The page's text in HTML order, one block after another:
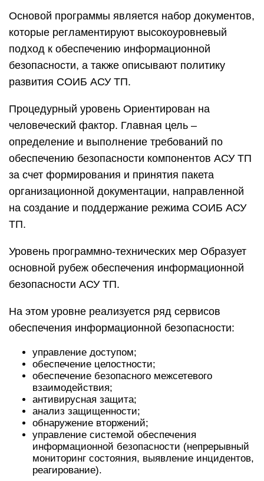
Основой программы является набор документов,
которые регламентируют высокоуровневый
подход к обеспечению информационной
безопасности, а также описывают политику
развития СОИБ АСУ ТП.
Процедурный уровень Ориентирован на
человеческий фактор. Главная цель –
определение и выполнение требований по
обеспечению безопасности компонентов АСУ ТП
за счет формирования и принятия пакета
организационной документации, направленной
на создание и поддержание режима СОИБ АСУ
ТП.
Уровень программно-технических мер Образует
основной рубеж обеспечения информационной
безопасности АСУ ТП.
На этом уровне реализуется ряд сервисов
обеспечения информационной безопасности:
управление доступом;
обеспечение целостности;
обеспечение безопасного межсетевого
взаимодействия;
антивирусная защита;
анализ защищенности;
обнаружение вторжений;
управление системой обеспечения
информационной безопасности (непрерывный
мониторинг состояния, выявление инцидентов,
реагирование).